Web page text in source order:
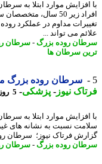
موارد ابتلا به سرطان
افراد زیر 50 سال، متخصصان
مداوم در عملکرد روده
می تواند ...
روده بزرگ- سرطان روده
سرطان ها
سرطان روده بزرگ
نیوز-پزشکی-5 روز پیش - سه شنبه 13 مرداد 1405، 02:35
نسبت به نشانه های
فرتاک نیوز؛ سرطان روده
روده بزرگ- سرطان روده